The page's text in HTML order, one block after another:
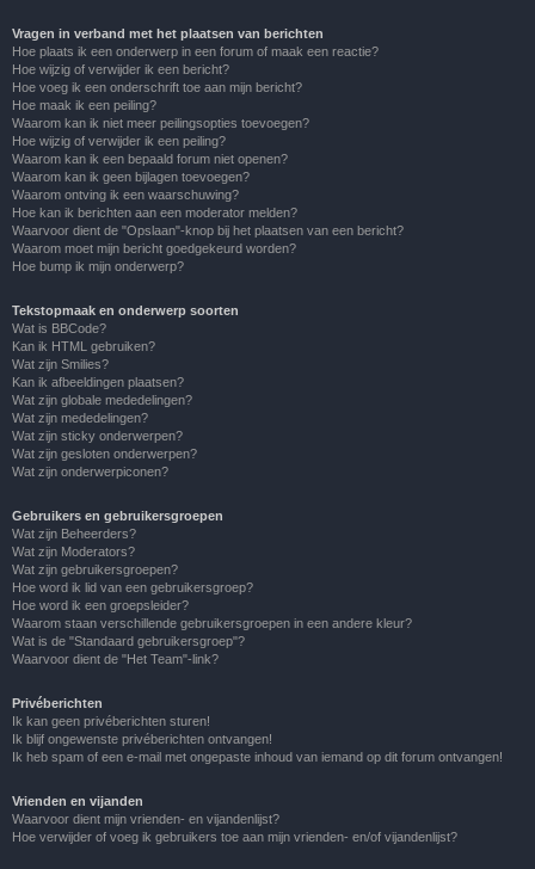
Vragen in verband met het plaatsen van berichten
Hoe plaats ik een onderwerp in een forum of maak een reactie?
Hoe wijzig of verwijder ik een bericht?
Hoe voeg ik een onderschrift toe aan mijn bericht?
Hoe maak ik een peiling?
Waarom kan ik niet meer peilingsopties toevoegen?
Hoe wijzig of verwijder ik een peiling?
Waarom kan ik een bepaald forum niet openen?
Waarom kan ik geen bijlagen toevoegen?
Waarom ontving ik een waarschuwing?
Hoe kan ik berichten aan een moderator melden?
Waarvoor dient de "Opslaan"-knop bij het plaatsen van een bericht?
Waarom moet mijn bericht goedgekeurd worden?
Hoe bump ik mijn onderwerp?
Tekstopmaak en onderwerp soorten
Wat is BBCode?
Kan ik HTML gebruiken?
Wat zijn Smilies?
Kan ik afbeeldingen plaatsen?
Wat zijn globale mededelingen?
Wat zijn mededelingen?
Wat zijn sticky onderwerpen?
Wat zijn gesloten onderwerpen?
Wat zijn onderwerpiconen?
Gebruikers en gebruikersgroepen
Wat zijn Beheerders?
Wat zijn Moderators?
Wat zijn gebruikersgroepen?
Hoe word ik lid van een gebruikersgroep?
Hoe word ik een groepsleider?
Waarom staan verschillende gebruikersgroepen in een andere kleur?
Wat is de "Standaard gebruikersgroep"?
Waarvoor dient de "Het Team"-link?
Privéberichten
Ik kan geen privéberichten sturen!
Ik blijf ongewenste privéberichten ontvangen!
Ik heb spam of een e-mail met ongepaste inhoud van iemand op dit forum ontvangen!
Vrienden en vijanden
Waarvoor dient mijn vrienden- en vijandenlijst?
Hoe verwijder of voeg ik gebruikers toe aan mijn vrienden- en/of vijandenlijst?